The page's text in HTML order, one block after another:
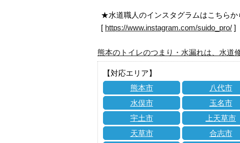
★水道職人のインスタグラムはこちらか
[ https://www.instagram.com/suido_pro/ ]
熊本のトイレのつまり・水漏れは、水道
【対応エリア】
熊本市
八代市
水俣市
玉名市
宇土市
上天草市
天草市
合志市